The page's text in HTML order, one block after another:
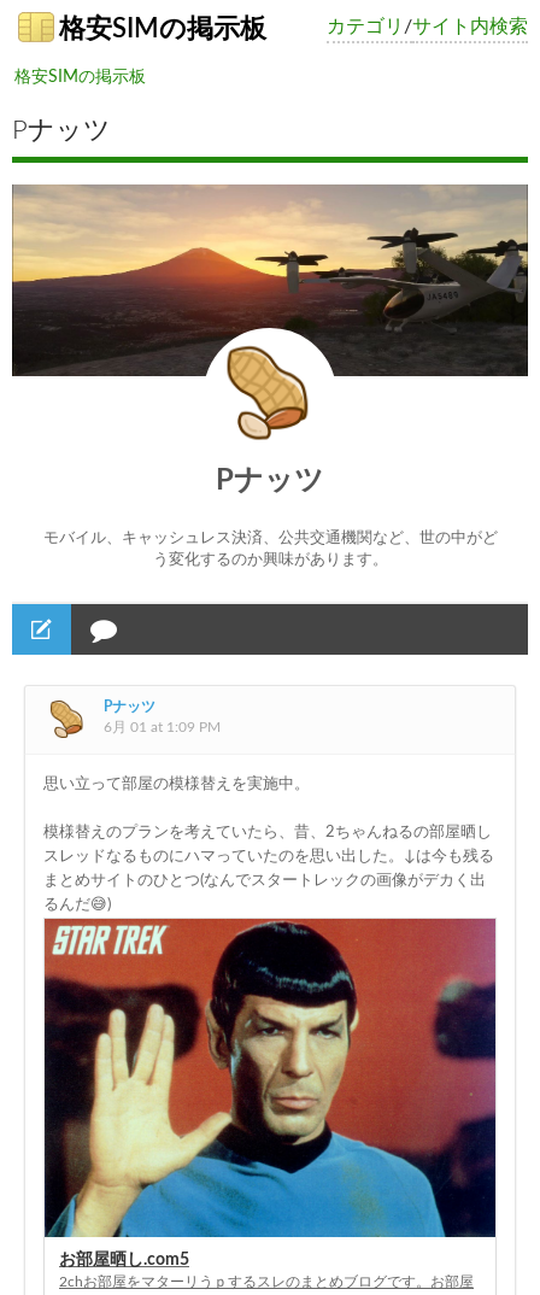
サイト内検索
カテゴリ /
格安SIMの掲示板
格安SIMの掲示板
Pナッツ
Pナッツ
モバイル、キャッシュレス決済、公共交通機関など、世の中がど
う変化するのか興味があります。
Pナッツ
6月 01 at 1:09 PM
思い立って部屋の模様替えを実施中。
模様替えのプランを考えていたら、昔、2ちゃんねるの部屋晒し
スレッドなるものにハマっていたのを思い出した。↓は今も残る
まとめサイトのひとつ(なんでスタートレックの画像がデカく出
るんだ😅)
お部屋晒し.com5
2chお部屋をマターリうｐするスレのまとめブログです。お部屋